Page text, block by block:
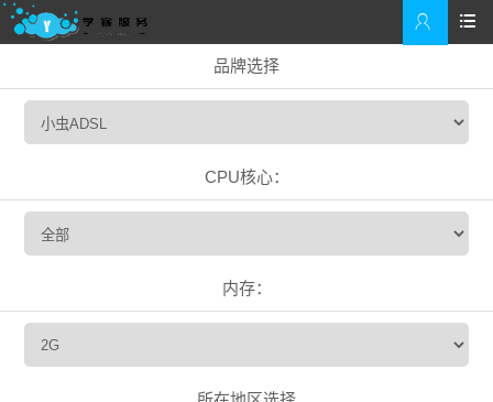


品牌选择
CPU核心：
内存：